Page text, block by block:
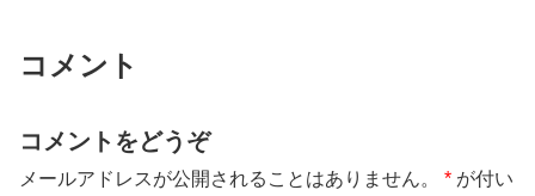
コメント
コメントをどうぞ
メールアドレスが公開されることはありません。 * が付い